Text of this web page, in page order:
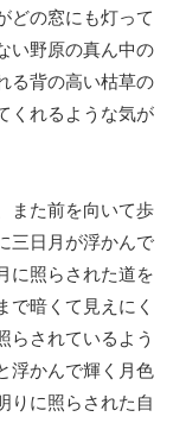
どの窓にも灯って
い野原の真ん中の
る背の高い枯草の
くれるような気が
また前を向いて歩
三日月が浮かんで
に照らされた道を
で暗くて見えにく
らされているよう
浮かんで輝く月色
りに照らされた自